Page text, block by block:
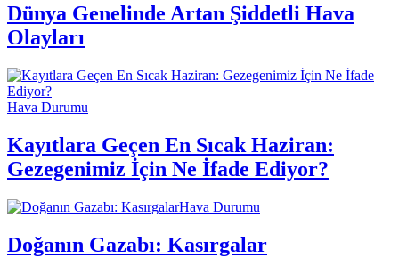
Dünya Genelinde Artan Şiddetli Hava
Olayları
Hava Durumu
Kayıtlara Geçen En Sıcak Haziran:
Gezegenimiz İçin Ne İfade Ediyor?
Hava Durumu
Doğanın Gazabı: Kasırgalar